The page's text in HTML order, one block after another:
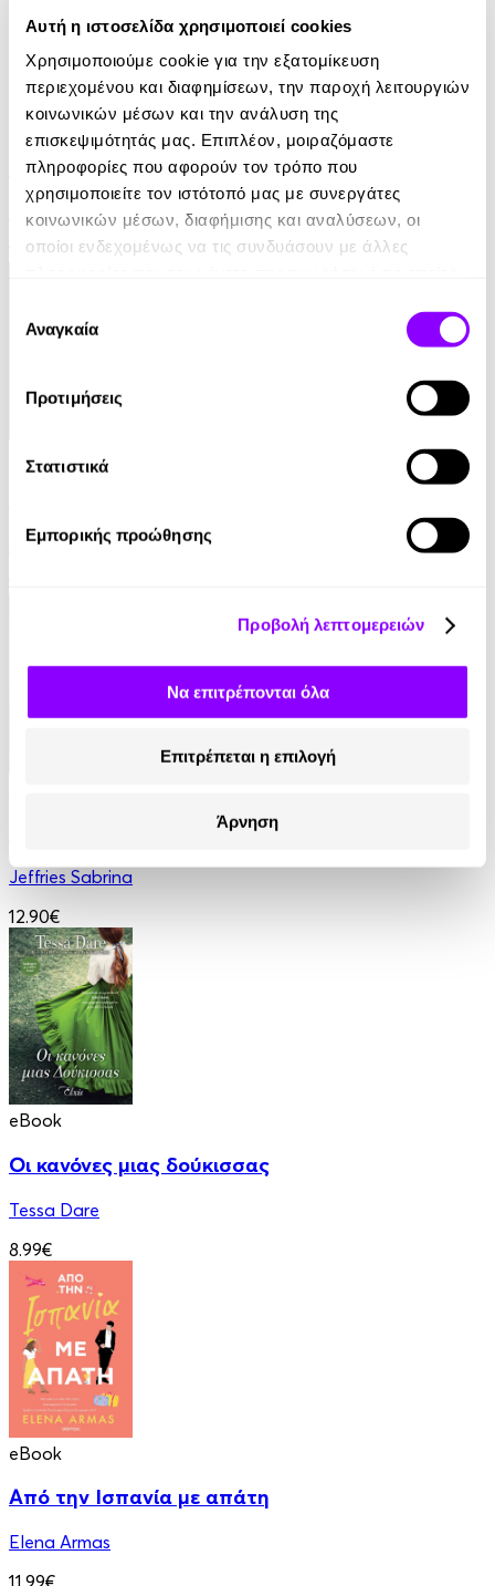
Αυτή η ιστοσελίδα χρησιμοποιεί cookies
Χρησιμοποιούμε cookie για την εξατομίκευση
περιεχομένου και διαφημίσεων, την παροχή λειτουργιών
κοινωνικών μέσων και την ανάλυση της
επισκεψιμότητάς μας. Επιπλέον, μοιραζόμαστε
πληροφορίες που αφορούν τον τρόπο που
χρησιμοποιείτε τον ιστότοπό μας με συνεργάτες
κοινωνικών μέσων, διαφήμισης και αναλύσεων, οι
οποίοι ενδεχομένως να τις συνδυάσουν με άλλες
των υπηρεσιών τους.
συγκατάθεσης
Αναγκαία
Προτιμήσεις
Στατιστικά
Εμπορικής προώθησης
Προβολή λεπτομερειών
Να επιτρέπονται όλα
Επιτρέπεται η επιλογή
Άρνηση
eBook
Το Κορίτσι των Γενεθλίων
Penelope Douglas
12.99€
eBook
Colleen Hoover
Για την Καρδιά ενός Εργένη
Jeffries Sabrina
12.90€
eBook
Οι κανόνες μιας δούκισσας
Tessa Dare
8.99€
eBook
Από την Ισπανία με απάτη
Elena Armas